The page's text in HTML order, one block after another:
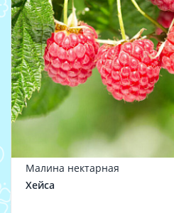
Малина нектарная
Хейса